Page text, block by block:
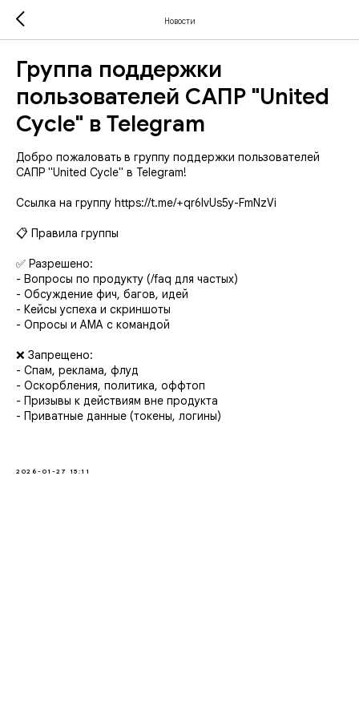
Новости
Группа поддержки
пользователей САПР "United
Cycle" в Telegram
Добро пожаловать в группу поддержки пользователей
САПР "United Cycle" в Telegram!
Ссылка на группу https://t.me/+qr6IvUs5y-FmNzVi
📋 Правила группы
✅ Разрешено:
- Вопросы по продукту (/faq для частых)
- Обсуждение фич, багов, идей
- Кейсы успеха и скриншоты
- Опросы и AMA с командой
❌ Запрещено:
- Спам, реклама, флуд
- Оскорбления, политика, оффтоп
- Призывы к действиям вне продукта
- Приватные данные (токены, логины)
2026-01-27 15:11